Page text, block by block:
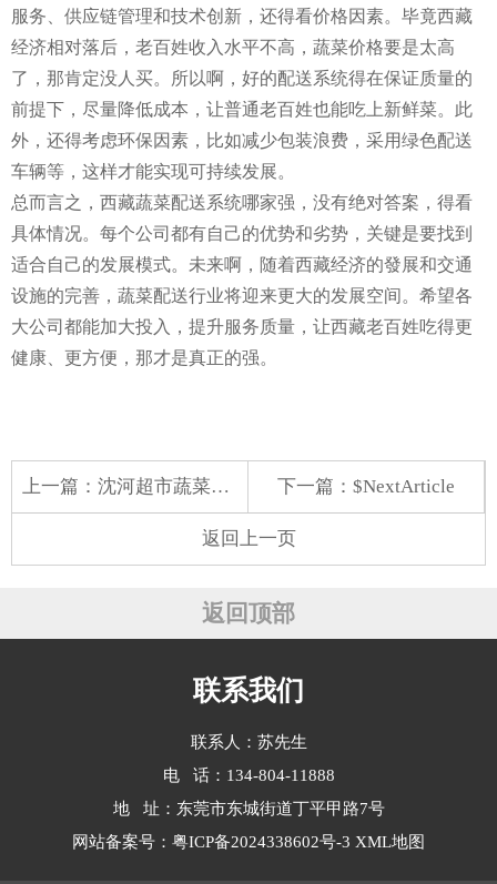
服务、供应链管理和技术创新，还得看价格因素。毕竟西藏
经济相对落后，老百姓收入水平不高，蔬菜价格要是太高
了，那肯定没人买。所以啊，好的配送系统得在保证质量的
前提下，尽量降低成本，让普通老百姓也能吃上新鲜菜。此
外，还得考虑环保因素，比如减少包装浪费，采用绿色配送
车辆等，这样才能实现可持续发展。
总而言之，西藏蔬菜配送系统哪家强，没有绝对答案，得看
具体情况。每个公司都有自己的优势和劣势，关键是要找到
适合自己的发展模式。未来啊，随着西藏经济的發展和交通
设施的完善，蔬菜配送行业将迎来更大的发展空间。希望各
大公司都能加大投入，提升服务质量，让西藏老百姓吃得更
健康、更方便，那才是真正的强。
上一篇： 沈河超市蔬菜配送公司 下一篇：$NextArticle
返回上一页
返回顶部
联系我们
联系人：苏先生
电 话：134-804-11888
地 址：东莞市东城街道丁平甲路7号
网站备案号： 粤ICP备2024338602号-3 XML地图